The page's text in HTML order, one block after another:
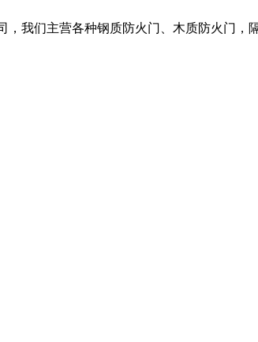
我们主营各种钢质防火门、木质防火门